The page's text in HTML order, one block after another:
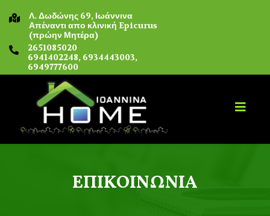
Λ. Δωδώνης 69, Ιωάννινα
Απέναντι απο κλινική Epicurus
(πρώην Μητέρα)
2651085020
6941402248, 6934443003,
6949777600
ΕΠΙΚΟΙΝΩΝΙΑ